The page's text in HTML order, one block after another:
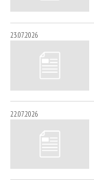
23.07.2026
22.07.2026